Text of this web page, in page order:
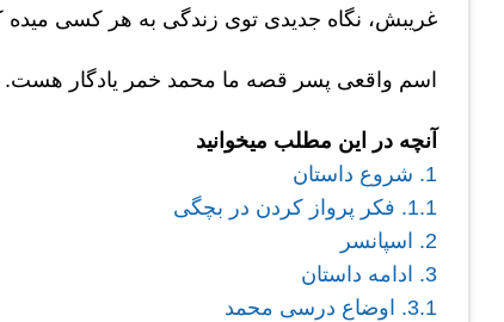
غریبش، نگاه جدیدی توی زندگی به هر کسی میده
اسم واقعی پسر قصه ما محمد خمر یادگار هست.
آنچه در این مطلب میخوانید
1. شروع داستان
1.1. فکر پرواز کردن در بچگی
2.
اسپانسر
3.
ادامه داستان
3.1.
اوضاع درسی محمد